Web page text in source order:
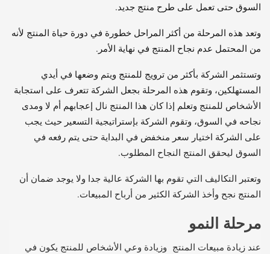
السوق حتى تعمل على طرح منتج جديد.
وتعد هذه المرحلة من أكثر المراحل خطورة في دورة حياة المنتج لأنه
من المحتمل عدم نجاح المنتج في نهاية الأمر.
وتستثمر الشركة بأكثر من ترويج للمنتج ويتم وضعها في أيدي
المستهلكين، وتقوم هذه المرحلة بجعل الشركة تتعرف على استجابة
الأشخاص للمنتج وتعلم إذا كان هذا المنتج نال إعجابهم أم لا ومدى
نجاحه في السوق، وتقوم الشركة بإستراتيجية التسعير حيث يجب
على الشركة اختيار سعر منخفض في البداية حتى يتم رفعه في
السوق ليحقق المنتج النجاح المطلوب.
وتعتبر التكاليف التي تقوم بها الشركة عالية جدا ولا يوجد ضمان أن
المنتج نجح وأخذ الشركة الكثير من أرباح المبيعات.
مرحلة النمو
عند زيادة مبيعات المنتج وزيادة وعي الأشخاص للمنتج يكون في